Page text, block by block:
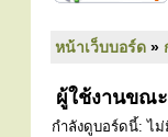
หน้าเว็บบอร์ด »
ผู้ใช้งานขณ
กำลังดูบอร์ดนี้: ไ